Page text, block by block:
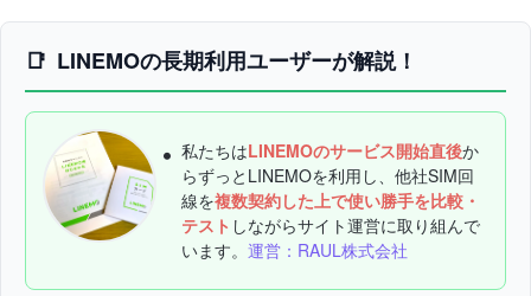
LINEMOの長期利用ユーザーが解説！
私たちはLINEMOのサービス開始直後か
らずっとLINEMOを利用し、他社SIM回
線を複数契約した上で使い勝手を比較・
テスト しながらサイト運営に取り組んで
います。 運営：RAUL株式会社